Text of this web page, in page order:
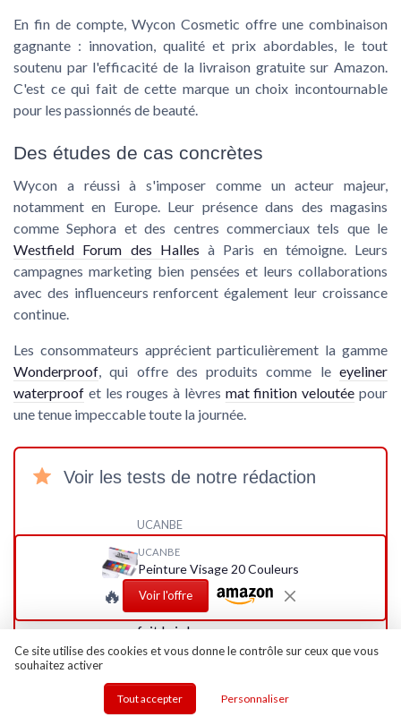
En fin de compte, Wycon Cosmetic offre une combinaison
gagnante : innovation, qualité et prix abordables, le tout
soutenu par l'efficacité de la livraison gratuite sur Amazon.
C'est ce qui fait de cette marque un choix incontournable
pour les passionnés de beauté.
Des études de cas concrètes
Wycon a réussi à s'imposer comme un acteur majeur,
notamment en Europe. Leur présence dans des magasins
comme Sephora et des centres commerciaux tels que le
Westfield Forum des Halles à Paris en témoigne. Leurs
campagnes marketing bien pensées et leurs collaborations
avec des influenceurs renforcent également leur croissance
continue.
Les consommateurs apprécient particulièrement la gamme
Wonderproof, qui offre des produits comme le eyeliner
waterproof et les rouges à lèvres mat finition veloutée pour
une tenue impeccable toute la journée.
Voir les tests de notre rédaction
UCANBE
Test UCANBE
Peinture Visage 20
Couleurs : la palette
grasse pas chère qui
fait le job pour
Halloween et cosplay
pigmentées, permettant
beaucoup d...
UCANBE
Peinture Visage 20 Couleurs
🔥 Voir l'offre
Ce site utilise des cookies et vous donne le contrôle sur ceux que vous
souhaitez activer
Tout accepter Personnaliser